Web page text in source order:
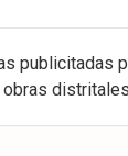
publicitadas
obras